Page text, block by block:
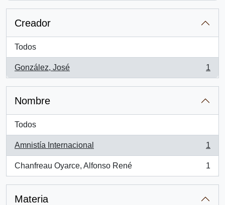
Creador
Todos
González, José
, 1 resultados
1
Nombre
Todos
Amnistía Internacional
, 1 resultados
1
Chanfreau Oyarce, Alfonso René
, 1 resultados
1
Materia